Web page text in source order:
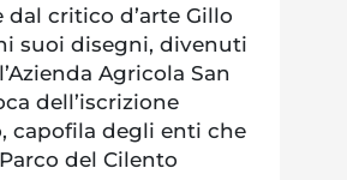
critico d’arte Gillo
suoi disegni, divenuti
Agricola San
dell’iscrizione
capofila degli enti che
del Cilento